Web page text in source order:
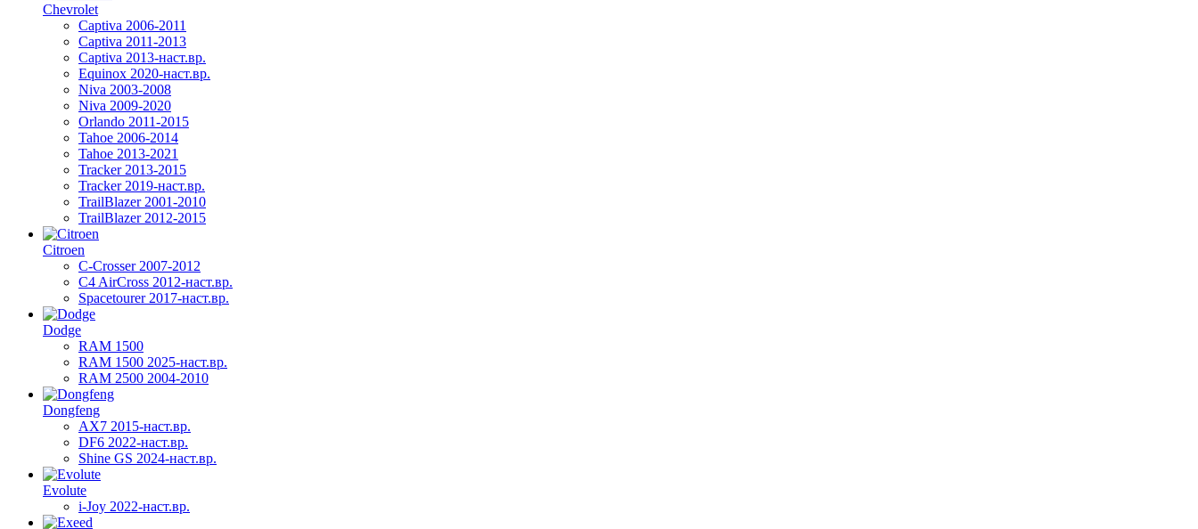
Chevrolet
Captiva 2006-2011
Captiva 2011-2013
Captiva 2013-наст.вр.
Equinox 2020-наст.вр.
Niva 2003-2008
Niva 2009-2020
Orlando 2011-2015
Tahoe 2006-2014
Tahoe 2013-2021
Tracker 2013-2015
Tracker 2019-наст.вр.
TrailBlazer 2001-2010
TrailBlazer 2012-2015
Citroen
C-Crosser 2007-2012
C4 AirCross 2012-наст.вр.
Spacetourer 2017-наст.вр.
Dodge
RAM 1500
RAM 1500 2025-наст.вр.
RAM 2500 2004-2010
Dongfeng
AX7 2015-наст.вр.
DF6 2022-наст.вр.
Shine GS 2024-наст.вр.
Evolute
i-Joy 2022-наст.вр.